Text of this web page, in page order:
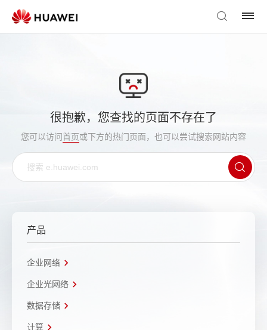
很抱歉，您查找的页面不存在了
您可以访问首页或下方的热门页面，也可以尝试搜索网站内容
产品
企业网络
企业光网络
数据存储
计算